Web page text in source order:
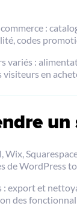
:
codes
:
en
WordPress
export et
des